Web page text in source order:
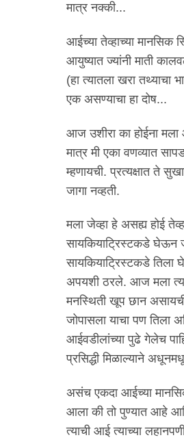
मात्र नक्की...
आईच्या तेव्हाच्या मानसिक
आयुष्यात ज्यांनी माती
(हा त्यातला खरा
एक असण्याचा हा दोष...
आज उशीरा का होईना
मात्र मी एका वणव्यात
म्हणायची. प्रत्यक्षात ते
जागा नव्हती.
मला जेव्हा हे असह्य होई
सायकियाट्रिस्टकडे घेऊन
सायकियाट्रिस्टकडे तिला
अपयशी ठरले. आज मला
मनस्थिती खूप छान
जोपासला याचा पण तिला
आईवडीलांच्या पुढे गेलेच
प्रसिद्धी मिळाल्याने
असंच एकदा आईच्या
आला की तो पुण्यात आहे
त्याची आई त्याच्या